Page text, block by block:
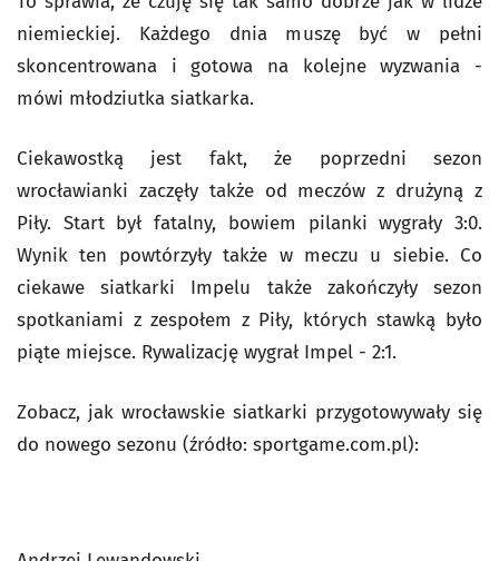
niemieckiej. Każdego dnia muszę być w pełni
skoncentrowana i gotowa na kolejne wyzwania -
mówi młodziutka siatkarka.
Ciekawostką jest fakt, że poprzedni sezon
wrocławianki zaczęły także od meczów z drużyną z
Piły. Start był fatalny, bowiem pilanki wygrały 3:0.
Wynik ten powtórzyły także w meczu u siebie. Co
ciekawe siatkarki Impelu także zakończyły sezon
spotkaniami z zespołem z Piły, których stawką było
piąte miejsce. Rywalizację wygrał Impel - 2:1.
Zobacz, jak wrocławskie siatkarki przygotowywały się
do nowego sezonu (źródło: sportgame.com.pl):